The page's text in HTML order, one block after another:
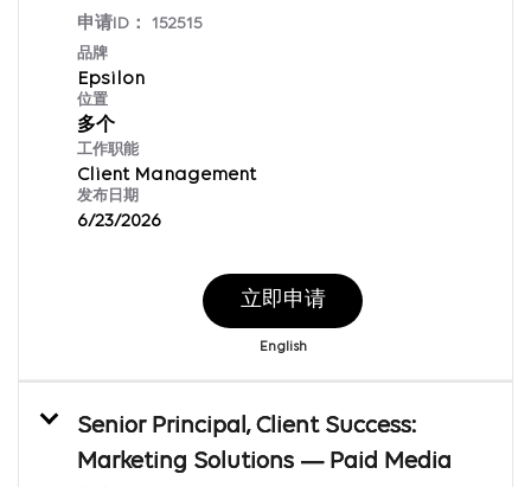
申请ID： 152515
品牌
Epsilon
位置
多个
工作职能
Client Management
发布日期
6/23/2026
立即申请
English
Senior Principal, Client Success:
Marketing Solutions — Paid Media